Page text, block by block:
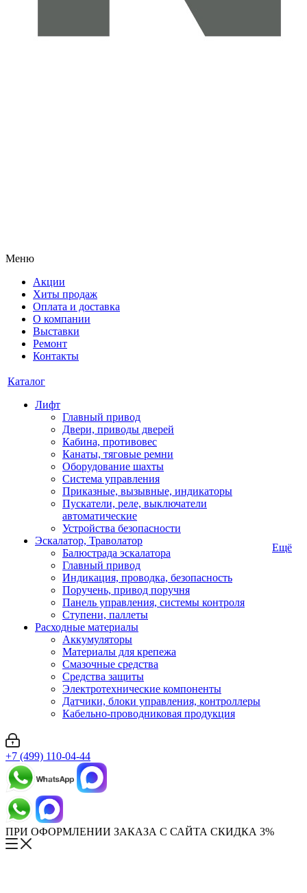
Меню
Акции
Хиты продаж
Оплата и доставка
О компании
Выставки
Ремонт
Контакты
Каталог
Лифт
Главный привод
Двери, приводы дверей
Кабина, противовес
Канаты, тяговые ремни
Оборудование шахты
Система управления
Приказные, вызывные, индикаторы
Пускатели, реле, выключатели
автоматические
Устройства безопасности
Эскалатор, Траволатор
Балюстрада эскалатора
Главный привод
Индикация, проводка, безопасность
Поручень, привод поручня
Панель управления, системы контроля
Ступени, паллеты
Расходные материалы
Аккумуляторы
Материалы для крепежа
Смазочные средства
Средства защиты
Электротехнические компоненты
Датчики, блоки управления, контроллеры
Кабельно-проводниковая продукция
Ещё
+7 (499) 110-04-44
ПРИ ОФОРМЛЕНИИ ЗАКАЗА С САЙТА СКИДКА 3%